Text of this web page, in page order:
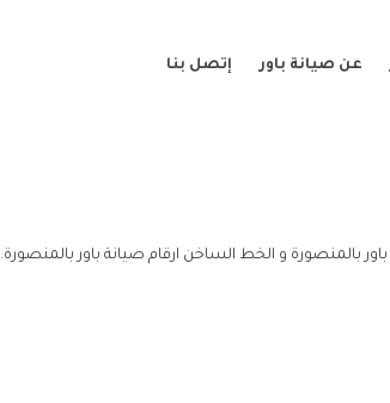
عن صيانة باور إتصل بنا
بالمنصورة و الخط الساخن ارقام صيانة باور بالمنصورة.